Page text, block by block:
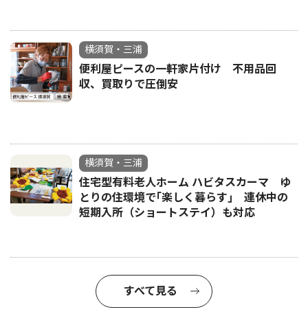
横須賀・三浦
便利屋ピースの一軒家片付け 不用品回
収、買取りで圧倒安
横須賀・三浦
住宅型有料老人ホーム ハビタスカーマ ゆ
とりの住環境で｢楽しく暮らす｣ 連休中の
短期入所（ショートステイ）も対応
すべて見る